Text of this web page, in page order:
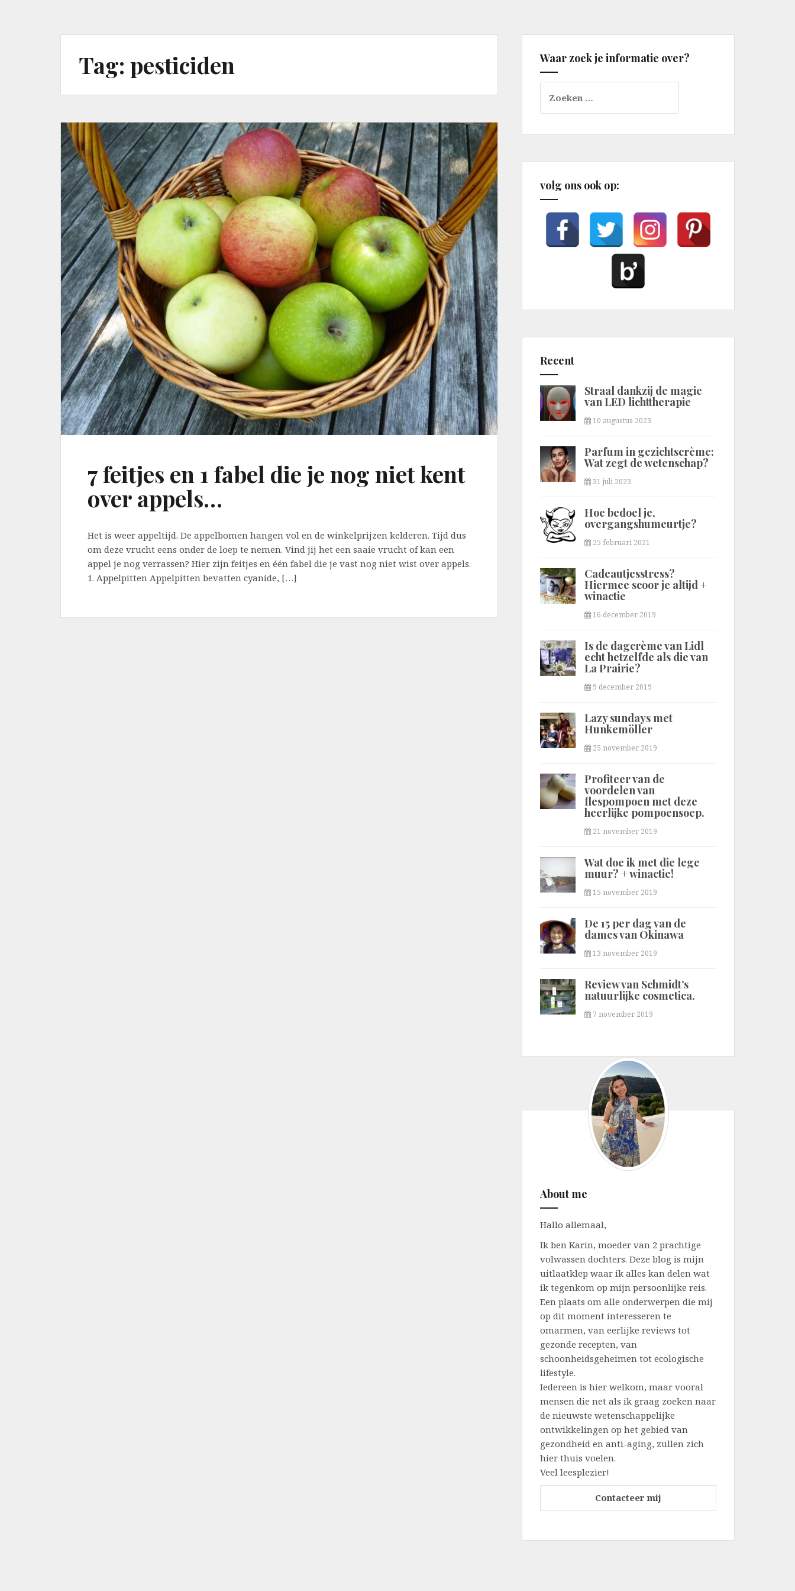
Tag: pesticiden
7 feitjes en 1 fabel die je nog niet kent
over appels…
Het is weer appeltijd. De appelbomen hangen vol en de winkelprijzen kelderen. Tijd dus
om deze vrucht eens onder de loep te nemen. Vind jij het een saaie vrucht of kan een
appel je nog verrassen? Hier zijn feitjes en één fabel die je vast nog niet wist over appels.
1. Appelpitten Appelpitten bevatten cyanide, […]
Waar zoek je informatie over?
naar:
volg ons ook op:
Recent
Straal dankzij de magie
van LED lichttherapie
10 augustus 2023
Parfum in gezichtscrème:
Wat zegt de wetenschap?
31 juli 2023
Hoe bedoel je,
overgangshumeurtje?
25 februari 2021
Cadeautjesstress?
Hiermee scoor je altijd +
winactie
16 december 2019
Is de dagcrème van Lidl
echt hetzelfde als die van
La Prairie?
9 december 2019
Lazy sundays met
Hunkemöller
25 november 2019
Profiteer van de
voordelen van
flespompoen met deze
heerlijke pompoensoep.
21 november 2019
Wat doe ik met die lege
muur? + winactie!
15 november 2019
De 15 per dag van de
dames van Okinawa
13 november 2019
Review van Schmidt’s
natuurlijke cosmetica.
7 november 2019
About me
Hallo allemaal,
Ik ben Karin, moeder van 2 prachtige
volwassen dochters. Deze blog is mijn
uitlaatklep waar ik alles kan delen wat
ik tegenkom op mijn persoonlijke reis.
Een plaats om alle onderwerpen die mij
op dit moment interesseren te
omarmen, van eerlijke reviews tot
gezonde recepten, van
schoonheidsgeheimen tot ecologische
lifestyle.
Iedereen is hier welkom, maar vooral
mensen die net als ik graag zoeken naar
de nieuwste wetenschappelijke
ontwikkelingen op het gebied van
gezondheid en anti-aging, zullen zich
hier thuis voelen.
Veel leesplezier!
Contacteer mij